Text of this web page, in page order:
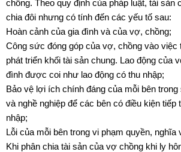
chồng. Theo quy định của pháp luật, tài
chia đôi nhưng có tính đến các yếu tố sau:
Hoàn cảnh của gia đình và của vợ, chồng;
Công sức đóng góp của vợ, chồng vào việc
phát triển khối tài sản chung. Lao động của
đình được coi như lao động có thu nhập;
Bảo vệ lợi ích chính đáng của mỗi bên
và nghề nghiệp để các bên có điều kiện tiếp
nhập;
Lỗi của mỗi bên trong vi phạm quyền, nghĩa
Khi phân chia tài sản của vợ chồng khi ly